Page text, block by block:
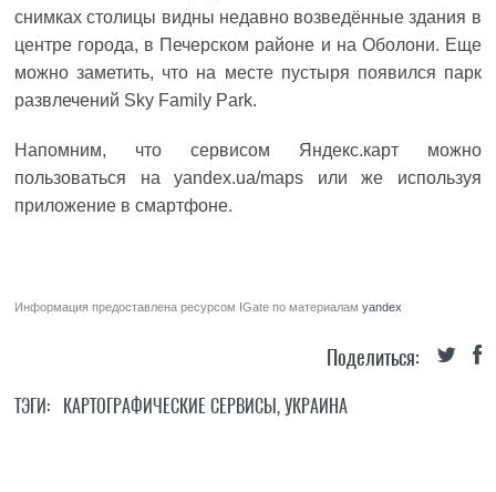
снимках столицы видны недавно возведённые здания в
центре города, в Печерском районе и на Оболони. Еще
можно заметить, что на месте пустыря появился парк
развлечений Sky Family Park.
Напомним, что сервисом Яндекс.карт можно
пользоваться на yandex.ua/maps или же используя
приложение в смартфоне.
Информация предоставлена ресурсом IGate по материаламyandex
Поделиться:
ТЭГИ: КАРТОГРАФИЧЕСКИЕ СЕРВИСЫ,УКРАИНА